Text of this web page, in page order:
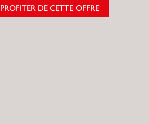
PROFITER DE CETTE OFFRE